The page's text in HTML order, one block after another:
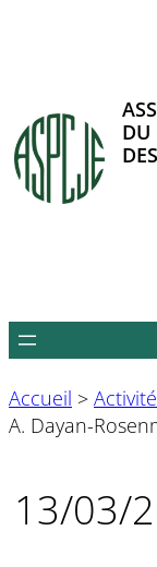
DU
Accueil >
A. Dayan-
13/03/